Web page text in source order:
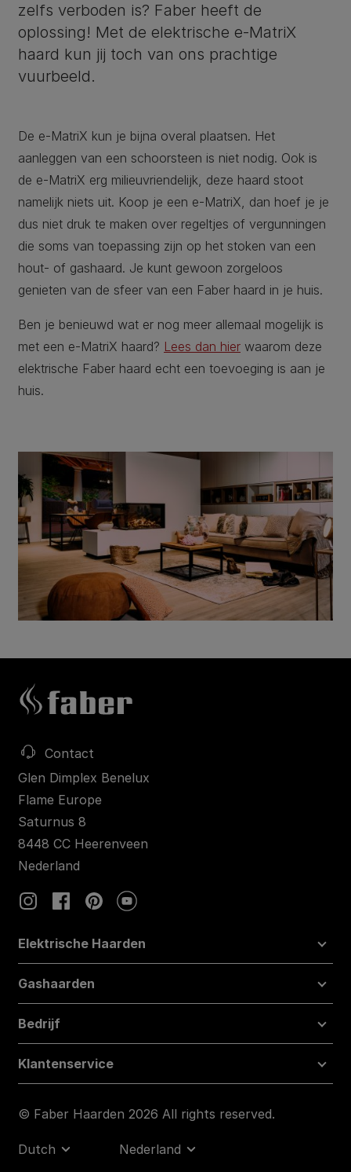
zelfs verboden is? Faber heeft de
oplossing! Met de elektrische e-MatriX
haard kun jij toch van ons prachtige
vuurbeeld.
De e-MatriX kun je bijna overal plaatsen. Het
aanleggen van een schoorsteen is niet nodig. Ook is
de e-MatriX erg milieuvriendelijk, deze haard stoot
namelijk niets uit. Koop je een e-MatriX, dan hoef je je
dus niet druk te maken over regeltjes of vergunningen
die soms van toepassing zijn op het stoken van een
hout- of gashaard. Je kunt gewoon zorgeloos
genieten van de sfeer van een Faber haard in je huis.
Ben je benieuwd wat er nog meer allemaal mogelijk is
met een e-MatriX haard? Lees dan hier waarom deze
elektrische Faber haard echt een toevoeging is aan je
huis.
Contact
Glen Dimplex Benelux
Flame Europe
Saturnus 8
8448 CC Heerenveen
Nederland
Elektrische Haarden
Gashaarden
Bedrijf
Klantenservice
© Faber Haarden 2026 All rights reserved.
Dutch Nederland